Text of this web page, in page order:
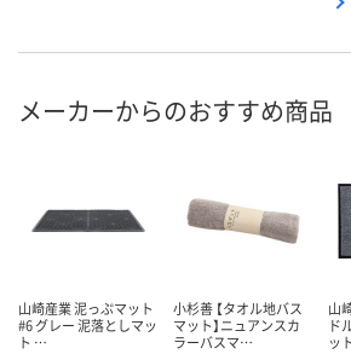
メーカーからのおすすめ商品
山崎産業 泥っぷマット
#6 グレー 泥落としマッ
ト …
小杉善 【タオル地バス
マット】ニュアンスカ
ラーバスマ…
山
ド
ッ